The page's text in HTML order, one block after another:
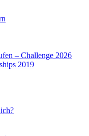
– Challenge 2026
2019